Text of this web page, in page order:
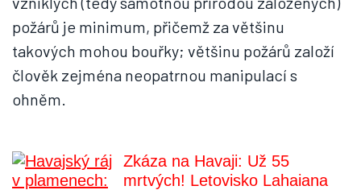
požárů je minimum, přičemž za většinu
takových mohou bouřky; většinu požárů založí
člověk zejména neopatrnou manipulací s
ohněm.
Zkáza na Havaji: Už 55
mrtvých! Letovisko Lahaiana